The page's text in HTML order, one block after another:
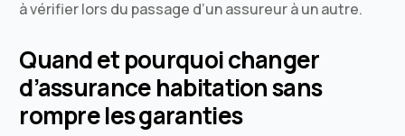
à vérifier lors du passage d’un assureur à un autre.
Quand et pourquoi changer
d’assurance habitation sans
rompre les garanties